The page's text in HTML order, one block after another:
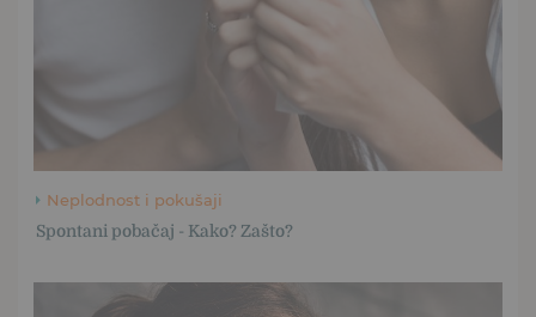
Neplodnost i pokušaji
Spontani pobačaj - Kako? Zašto?